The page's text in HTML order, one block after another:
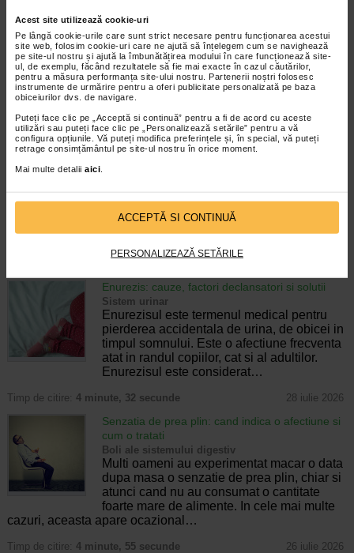
Acest site utilizează cookie-uri
Pe lângă cookie-urile care sunt strict necesare pentru funcționarea acestui
site web, folosim cookie-uri care ne ajută să înțelegem cum se navighează
pe site-ul nostru și ajută la îmbunătățirea modului în care funcționează site-
ul, de exemplu, făcând rezultatele să fie mai exacte în cazul căutărilor,
pentru a măsura performanța site-ului nostru. Partenerii noștri folosesc
instrumente de urmărire pentru a oferi publicitate personalizată pe baza
obiceiurilor dvs. de navigare.
Puteți face clic pe „Acceptă si continuă” pentru a fi de acord cu aceste
utilizări sau puteți face clic pe „Personalizează setările” pentru a vă
configura opțiunile. Vă puteți modifica preferințele și, în special, vă puteți
retrage consimțământul pe site-ul nostru în orice moment.
Mai multe detalii aici
ACCEPTĂ SI CONTINUĂ
PERSONALIZEAZĂ SETĂRILE
Producator: NATURE'S WAY SUA
*Pentru pret te asteptam in cea mai apropiata farmacie Catena
Cum sa va dezvoltati inteligenta emotionala:
metode prin care va puteti imbunatati EQ-ul
propriile emotii, precum si emotiile celorlalti.
In general, se spune ca inteligenta
emotionala cuprinde cateva abilitati:…
Enurezis: cauze, factori declansatori si solutii
Sistem urinar
Enurezisul este termenul medical pentru
pierderea accidentala de urina, de obicei in
timpul somnului. Este o afectiune frecventa
atat in randul copiilor, cat si al adultilor.
Enurezisul este considerat…
Timp de citire: 4 minute, 32 secunde 28 iulie 2026
Senzatia de prea plin: cand indica o afectiune si
cum o tratati
Boli ale sistemului digestiv
Multi oameni au experimentat macar o data
dupa masa o senzatie de prea plin, chiar si
atunci cand nu au consumat o cantitate
foarte mare de alimente. In cele mai multe
cazuri, aceasta apare ocazional…
Timp de citire: 4 minute, 55 secunde 26 iulie 2026